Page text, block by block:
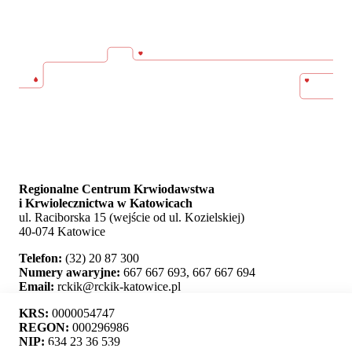
Ta strona używa plików cookie i umożliwia wybór,
Regionalne Centrum Krwiodawstwa
i Krwiolecznictwa w Katowicach
ul. Raciborska 15 (wejście od ul. Kozielskiej)
40-074 Katowice
Telefon: (32) 20 87 300
Numery awaryjne: 667 667 693, 667 667 694
Email: rckik@rckik-katowice.pl
KRS: 0000054747
REGON: 000296986
NIP: 634 23 36 539